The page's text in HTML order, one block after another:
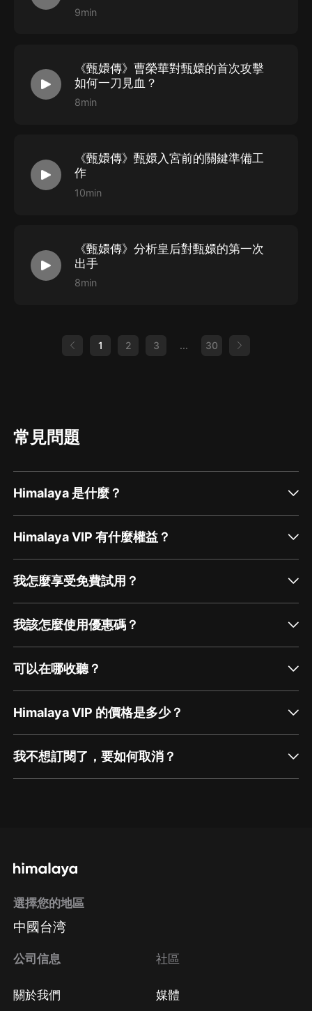
9min
《甄嬛傳》曹榮華對甄嬛的首次攻擊
如何一刀見血？
8min
《甄嬛傳》甄嬛入宮前的關鍵準備工
作
10min
《甄嬛傳》分析皇后對甄嬛的第一次
出手
8min
1 2 3 ... 30
常見問題
Himalaya 是什麼？
Himalaya VIP 有什麼權益？
我怎麼享受免費試用？
我該怎麼使用優惠碼？
可以在哪收聽？
Himalaya VIP 的價格是多少？
我不想訂閱了，要如何取消？
方法 Google Play取消訂閱方法
選擇您的地區
中國台湾
公司信息
關於我們
社區
媒體